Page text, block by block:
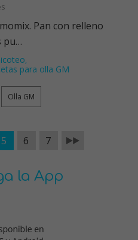
Pan con relleno
pu…
,
para olla GM
Olla GM
5 6 7
la App